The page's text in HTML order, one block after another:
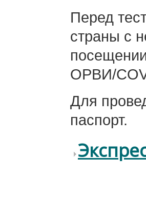
Перед
страны с
ОРВИ/
Для
паспорт.